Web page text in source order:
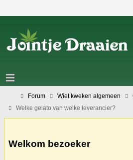
Forum Wiet kweken algemeen
Welke gelato van welke leverancier?
Welkom bezoeker